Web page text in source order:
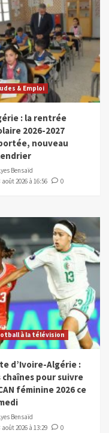
& Emploi
: la rentrée
2026-2027
nouveau
Bensaïd
août 2026 à 16:56
0
à la télévision
d’Ivoire-Algérie :
chaînes pour suivre
féminine 2026 ce
Bensaïd
août 2026 à 13:29
0